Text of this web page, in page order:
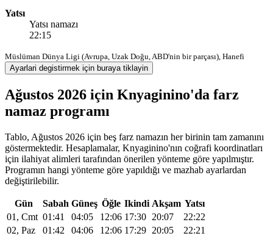
Yatsı
Yatsı namazı
22:15
Müslüman Dünya Ligi (Avrupa, Uzak Doğu, ABD'nin bir parçası), Hanefi
Ayarlari degistirmek için buraya tiklayin
Ağustos 2026 için Knyaginino'da farz
namaz programı
Tablo, Ağustos 2026 için beş farz namazın her birinin tam zamanını
göstermektedir. Hesaplamalar, Knyaginino'nın coğrafi koordinatları
için ilahiyat alimleri tarafından önerilen yönteme göre yapılmıştır.
Programın hangi yönteme göre yapıldığı ve mazhab ayarlardan
değiştirilebilir.
Gün Sabah Güneş Öğle Ikindi Akşam Yatsı
01, Cmt 01:41 04:05 12:06 17:30 20:07
22:22
02, Paz
01:42 04:06 12:06 17:29 20:05
22:21